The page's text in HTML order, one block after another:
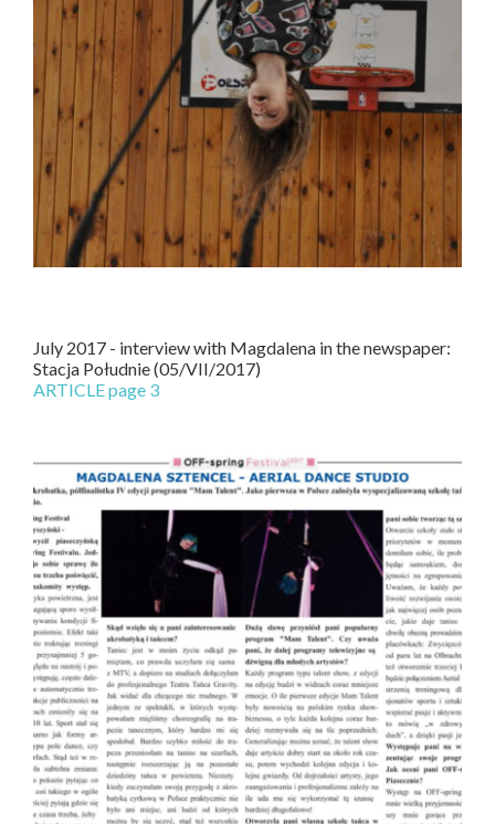
July 2017 - interview with Magdalena in the newspaper:
Stacja Południe (05/VII/2017)
ARTICLE page 3